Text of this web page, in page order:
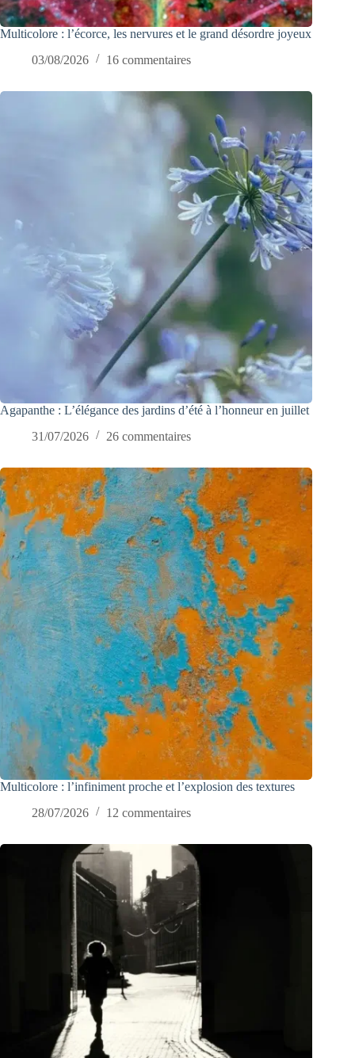
Multicolore : l’écorce, les nervures et le grand désordre joyeux
03/08/2026
16 commentaires
Agapanthe : L’élégance des jardins d’été à l’honneur en juillet
31/07/2026
26 commentaires
Multicolore : l’infiniment proche et l’explosion des textures
28/07/2026
12 commentaires